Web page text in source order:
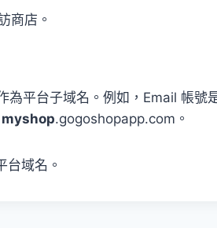
商店。
為平台子域名。例如，Email 帳號
myshop.gogoshopapp.com。
台域名。